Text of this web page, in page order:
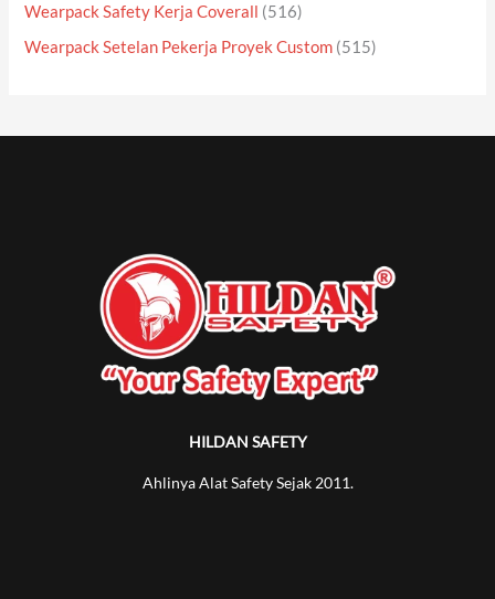
Wearpack Safety Kerja Coverall (516)
Wearpack Setelan Pekerja Proyek Custom (515)
HILDAN SAFETY
Ahlinya Alat Safety Sejak 2011.